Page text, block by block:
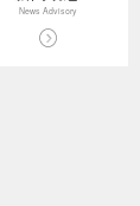
News Advisory